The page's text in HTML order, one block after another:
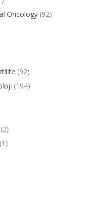
Oncology (92)
(92)
(194)
(2)
(1)